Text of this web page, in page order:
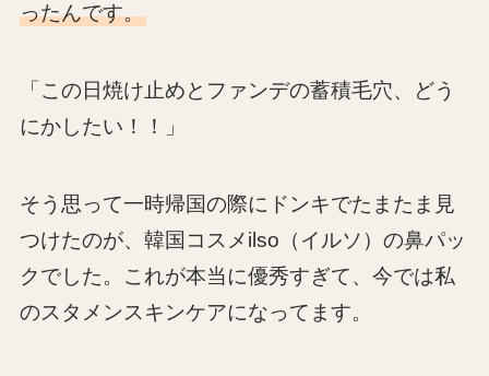
ったんです。
「この日焼け止めとファンデの蓄積毛穴、どう
にかしたい！！」
そう思って一時帰国の際にドンキでたまたま見
つけたのが、韓国コスメilso（イルソ）の鼻パッ
クでした。これが本当に優秀すぎて、今では私
のスタメンスキンケアになってます。